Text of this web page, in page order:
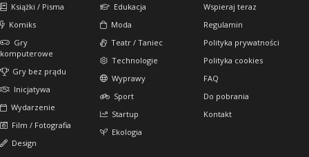
Książki / Pisma
Komiks
Gry
komputerowe
Gry bez prądu
Inicjatywa
Wydarzenie
Film / Fotografia
Design
Edukacja
Moda
Teatr / Taniec
Technologie
Wyprawy
Sport
Startup
Ekologia
Wspieraj teraz
Regulamin
Polityka prywatności
Polityka cookies
FAQ
Do pobrania
Kontakt